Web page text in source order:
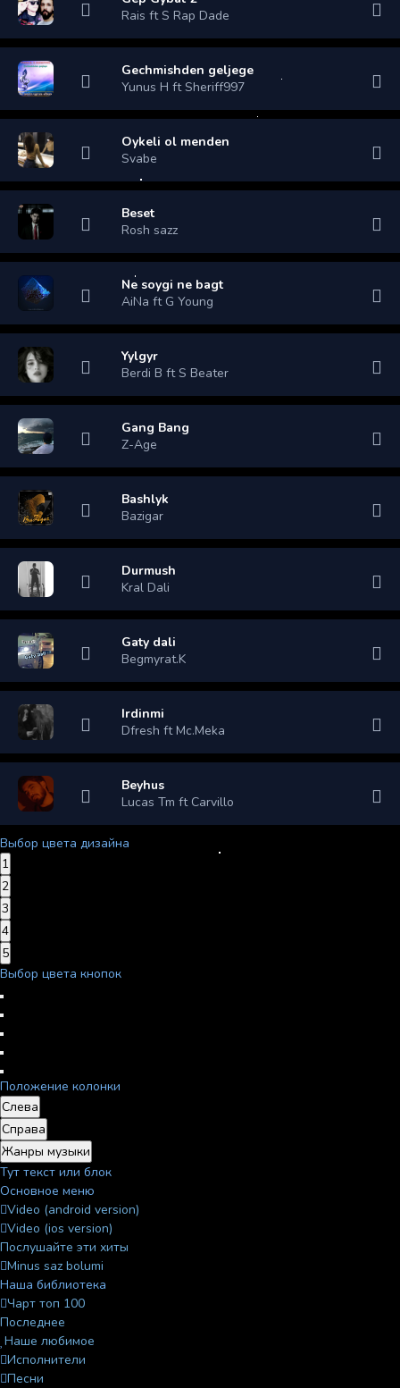
Rais ft S Rap Dade
Gechmishden geljege
Yunus H ft Sheriff997
Oykeli ol menden
Svabe
Beset
Rosh sazz
Ne soygi ne bagt
AiNa ft G Young
Yylgyr
Berdi B ft S Beater
Gang Bang
Z-Age
Bashlyk
Bazigar
Durmush
Kral Dali
Gaty dali
Begmyrat.K
Irdinmi
Dfresh ft Mc.Meka
Beyhus
Lucas Tm ft Carvillo
Выбор цвета дизайна
1
2
3
4
5
Выбор цвета кнопок
Положение колонки
Слева
Справа
Жанры музыки
Тут текст или блок
Основное меню
Video (android version)
Video (ios version)
Послушайте эти хиты
Minus saz bolumi
Наша библиотека
Чарт топ 100
Последнее
Наше любимое
Исполнители
Песни